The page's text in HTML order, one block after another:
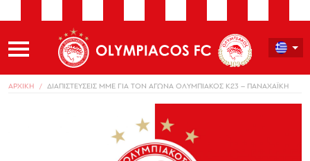
ΑΡΧΙΚΗ ΔΙΑΠΙΣΤΕΥΣΕΙΣ ΜΜΕ ΓΙΑ ΤΟΝ ΑΓΩΝΑ ΟΛΥΜΠΙΑΚΟΣ Κ23 – ΠΑΝΑΧΑΪΚΗ